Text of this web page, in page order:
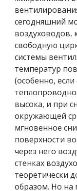
сегодняшний
воздуховодов,
свободную
системы
температур
(особенно,
высока, и при
окружающей
мгновенное
поверхности
через него
стенках
теоретически
образом. Но на